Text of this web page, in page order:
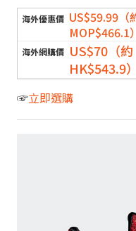
US$59.99（
MOP$466.1）
US$70（約
HK$543.9）
☞立即選購